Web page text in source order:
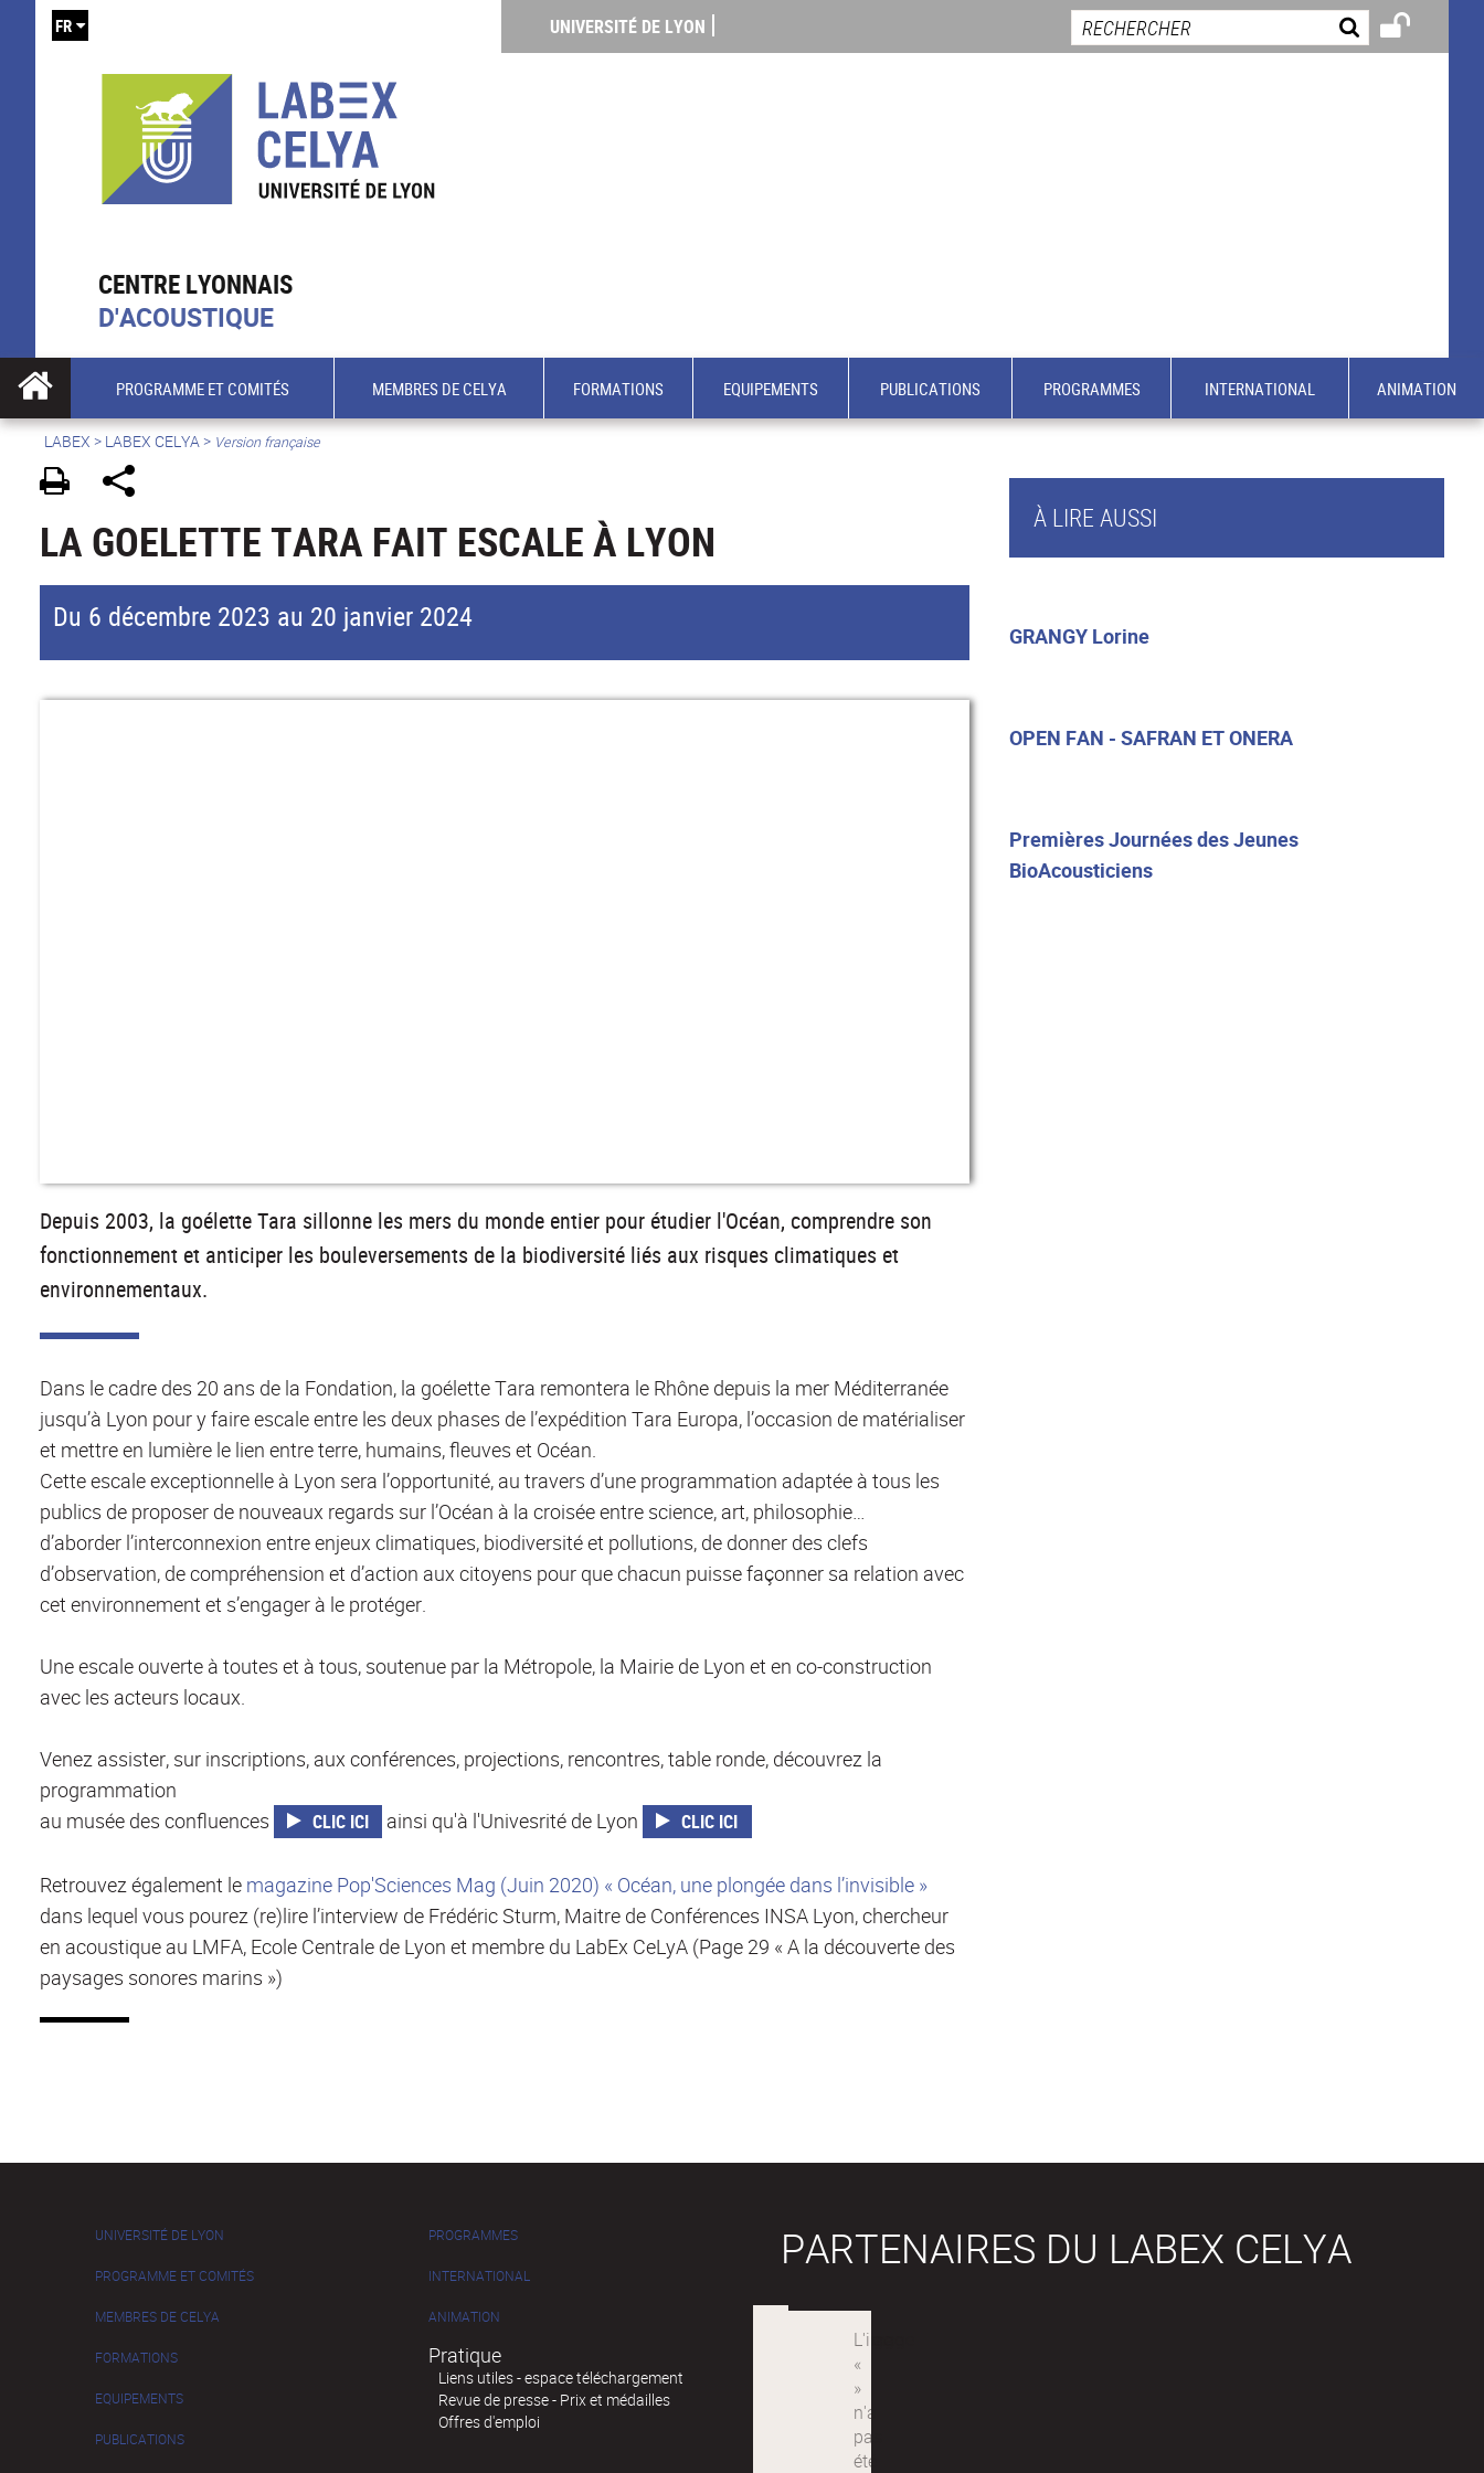
CENTRE LYONNAIS
D'ACOUSTIQUE
UNIVERSITÉ DE LYON
FR
PROGRAMME ET COMITÉS MEMBRES DE CELYA FORMATIONS EQUIPEMENTS PUBLICATIONS PROGRAMMES INTERNATIONAL ANIMATION
LABEX > LABEX CELYA> Version française
LA GOELETTE TARA FAIT ESCALE À LYON
Du 6 décembre 2023 au 20 janvier 2024
Depuis 2003, la goélette Tara sillonne les mers du monde entier pour étudier l'Océan, comprendre son
fonctionnement et anticiper les bouleversements de la biodiversité liés aux risques climatiques et
environnementaux.
Dans le cadre des 20 ans de la Fondation, la goélette Tara remontera le Rhône depuis la mer Méditerranée
jusqu’à Lyon pour y faire escale entre les deux phases de l’expédition Tara Europa, l’occasion de matérialiser
et mettre en lumière le lien entre terre, humains, fleuves et Océan.
Cette escale exceptionnelle à Lyon sera l’opportunité, au travers d’une programmation adaptée à tous les
publics de proposer de nouveaux regards sur l’Océan à la croisée entre science, art, philosophie…
d’aborder l’interconnexion entre enjeux climatiques, biodiversité et pollutions, de donner des clefs
d’observation, de compréhension et d’action aux citoyens pour que chacun puisse façonner sa relation avec
cet environnement et s’engager à le protéger.
Une escale ouverte à toutes et à tous, soutenue par la Métropole, la Mairie de Lyon et en co-construction
avec les acteurs locaux.
Venez assister, sur inscriptions, aux conférences, projections, rencontres, table ronde, découvrez la
programmation
au musée des confluences
CLIC ICI ainsi qu'à l'Univesrité de Lyon CLIC ICI
Retrouvez également le magazine Pop'Sciences Mag (Juin 2020) « Océan, une plongée dans l’invisible »
dans lequel vous pourez (re)lire l’interview de Frédéric Sturm, Maitre de Conférences INSA Lyon, chercheur
en acoustique au LMFA, Ecole Centrale de Lyon et membre du LabEx CeLyA (Page 29 « A la découverte des
paysages sonores marins »)
À LIRE AUSSI
GRANGY Lorine
OPEN FAN - SAFRAN ET ONERA
Premières Journées des Jeunes
BioAcousticiens
UNIVERSITÉ DE LYON
PROGRAMME ET COMITÉS
MEMBRES DE CELYA
FORMATIONS
EQUIPEMENTS
PUBLICATIONS
PROGRAMMES
INTERNATIONAL
ANIMATION
Pratique
Liens utiles - espace téléchargement
Revue de presse - Prix et médailles
Offres d'emploi
PARTENAIRES DU LABEX CELYA